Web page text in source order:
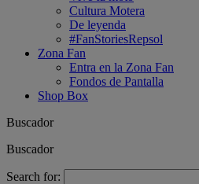
Cultura Motera
De leyenda
#FanStoriesRepsol
Zona Fan
Entra en la Zona Fan
Fondos de Pantalla
Shop Box
Buscador
Buscador
Search for: